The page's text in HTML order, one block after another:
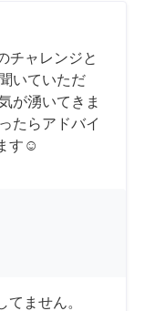
チャレンジと
いていただ
が湧いてきま
たらアドバイ
す☺️
ません。